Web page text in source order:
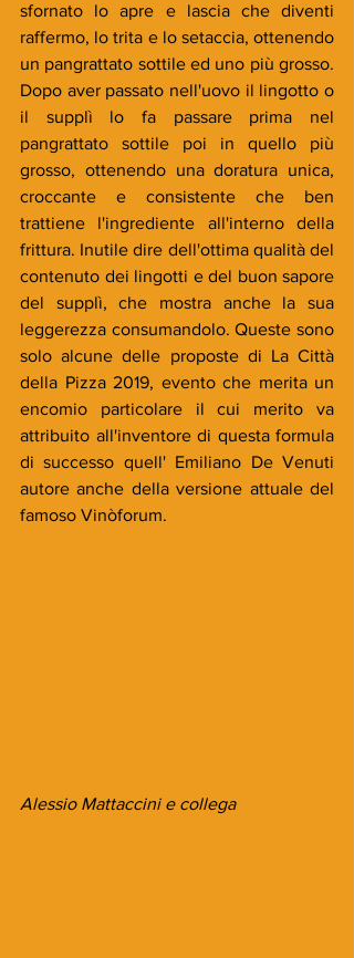
sfornato lo apre e lascia che diventi
raffermo, lo trita e lo setaccia, ottenendo
un pangrattato sottile ed uno più grosso.
Dopo aver passato nell'uovo il lingotto o
il supplì lo fa passare prima nel
pangrattato sottile poi in quello più
grosso, ottenendo una doratura unica,
croccante e consistente che ben
trattiene l'ingrediente all'interno della
frittura. Inutile dire dell'ottima qualità del
contenuto dei lingotti e del buon sapore
del supplì, che mostra anche la sua
leggerezza consumandolo. Queste sono
solo alcune delle proposte di La Città
della Pizza 2019, evento che merita un
encomio particolare il cui merito va
attribuito all'inventore di questa formula
di successo quell' Emiliano De Venuti
autore anche della versione attuale del
famoso Vinòforum.
Alessio Mattaccini e collega